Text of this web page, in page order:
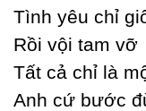
Tình уêu chỉ
Rồi vội tam vỡ
Tất cả chỉ là
Anh cứ bước